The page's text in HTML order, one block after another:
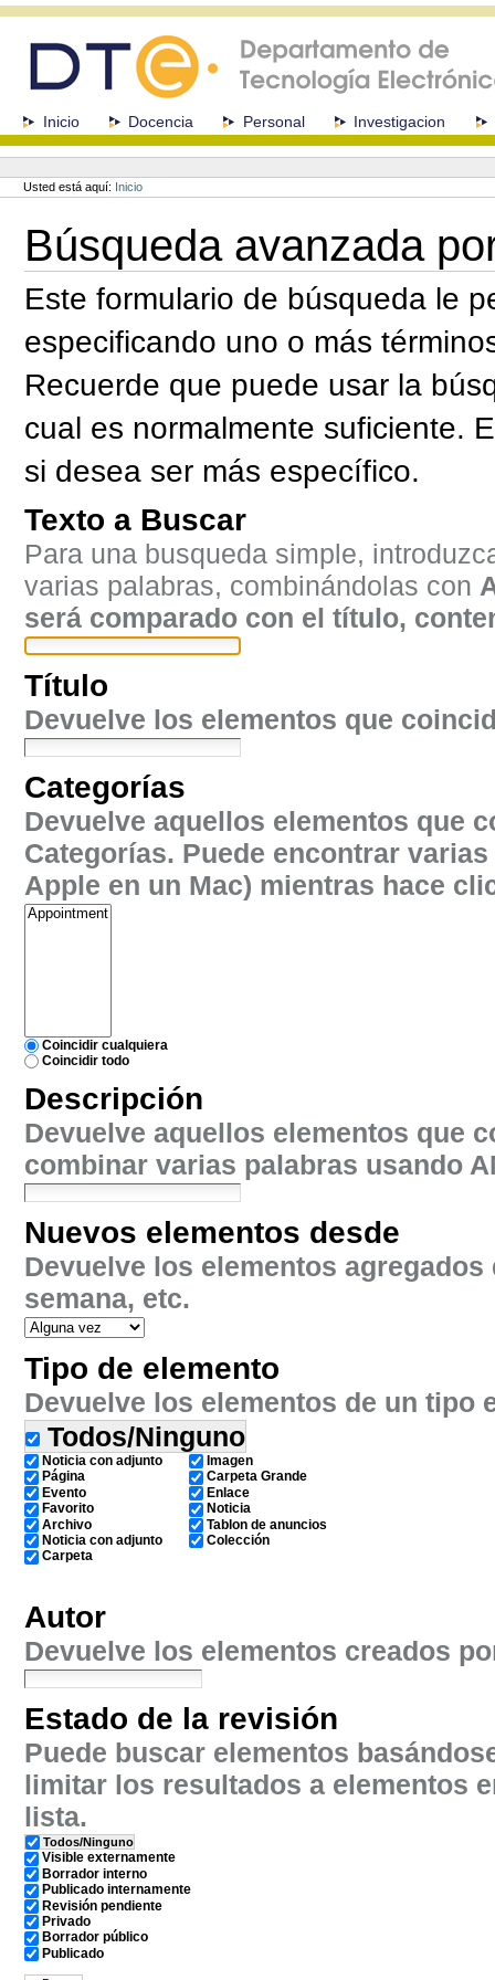
navegación
SeccionesInicio Docencia Personal Investigacion
Herramientas
Personales
Usted está aquí: Inicio
Búsqueda avanzada
Este formulario de búsqueda le
especificando uno o más
Recuerde que puede usar la
cual es normalmente suficiente.
si desea ser más específico.
Texto a Buscar
Para una busqueda simple,
varias palabras, combinándolas con
será comparado con el título,
Título
Devuelve los elementos que
Categorías
Devuelve aquellos elementos que
Categorías. Puede encontrar
Apple en un Mac) mientras hace
Coincidir cualquiera
Coincidir todo
Descripción
Devuelve aquellos elementos que
combinar varias palabras usando
Nuevos elementos desde
Devuelve los elementos
semana, etc.
Tipo de elemento
Devuelve los elementos de un tipo
Todos/Ninguno
Noticia con adjunto
Página
Evento
Favorito
Archivo
Noticia con adjunto
Carpeta
Imagen
Carpeta Grande
Enlace
Noticia
Tablon de anuncios
Colección
Autor
Devuelve los elementos creados
Estado de la revisión
Puede buscar elementos
limitar los resultados a elementos
lista.
Todos/Ninguno
Visible externamente
Borrador interno
Publicado internamente
Revisión pendiente
Privado
Borrador público
Publicado